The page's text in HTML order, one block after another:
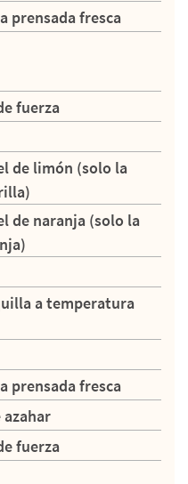
prensada fresca
fuerza
de limón (solo la
de naranja (solo la
a temperatura
prensada fresca
azahar
fuerza